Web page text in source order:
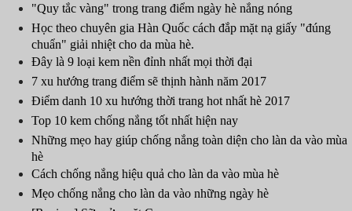
"Quy tắc vàng" trong trang điểm ngày hè nắng nóng
Học theo chuyên gia Hàn Quốc cách đắp mặt nạ giấy "đúng
chuẩn" giải nhiệt cho da mùa hè.
Đây là 9 loại kem nền đỉnh nhất mọi thời đại
7 xu hướng trang điểm sẽ thịnh hành năm 2017
Điểm danh 10 xu hướng thời trang hot nhất hè 2017
Top 10 kem chống nắng tốt nhất hiện nay
Những mẹo hay giúp chống nắng toàn diện cho làn da vào mùa
hè
Cách chống nắng hiệu quả cho làn da vào mùa hè
Mẹo chống nắng cho làn da vào những ngày hè